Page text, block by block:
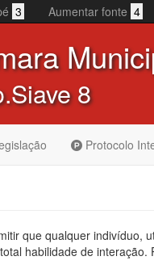
3 Aumentar fonte 4
8
Protocolo
que qualquer indivíduo,
habilidade de